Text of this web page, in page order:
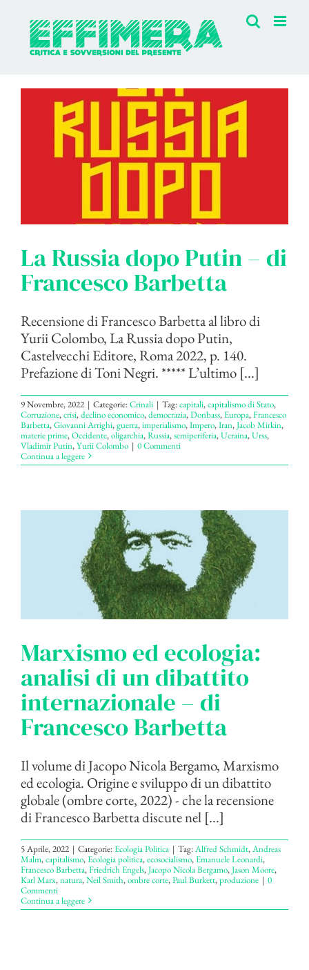
contenuto
La Russia dopo Putin – di
Francesco Barbetta
Recensione di Francesco Barbetta al libro di
Yurii Colombo, La Russia dopo Putin,
Castelvecchi Editore, Roma 2022, p. 140.
Prefazione di Toni Negri. ***** L’ultimo [...]
9 Novembre, 2022 | Categorie:Crinali | Tag:capitali,capitalismo di Stato,
Corruzione,crisi,declino economico,democrazia,Donbass,Europa,Francesco
Barbetta,Giovanni Arrighi,guerra,imperialismo,Impero,Iran,Jacob Mirkin,
materie prime,Occidente,oligarchia,Russia,semiperiferia,Ucraina,Urss,
Vladimir Putin,Yurii Colombo | 0 Commenti
Continua a leggere
Marxismo ed ecologia:
analisi di un dibattito
internazionale – di
Francesco Barbetta
Il volume di Jacopo Nicola Bergamo, Marxismo
ed ecologia. Origine e sviluppo di un dibattito
globale (ombre corte, 2022) - che la recensione
di Francesco Barbetta discute nel [...]
5 Aprile, 2022 | Categorie:Ecologia Politica | Tag:Alfred Schmidt,Andreas
Malm,capitalismo,Ecologia politica,ecosocialismo,Emanuele Leonardi,
Francesco Barbetta,Friedrich Engels,Jacopo Nicola Bergamo,Jason Moore,
Karl Marx,natura,Neil Smith,ombre corte,Paul Burkett,produzione | 0
Commenti
Continua a leggere